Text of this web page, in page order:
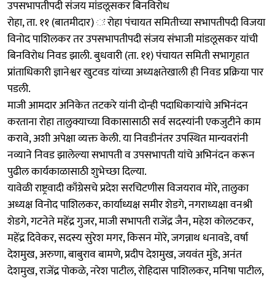
उपसभापतीपदी संजय मांडलूसकर बिनविरोध
रोहा, ता. ११ (बातमीदार) ः रोहा पंचायत समितीच्या सभापतीपदी विजया
विनोद पाशिलकर तर उपसभापतीपदी संजय संभाजी मांडलूसकर यांची
बिनविरोध निवड झाली. बुधवारी (ता. ११) पंचायत समिती सभागृहात
प्रांताधिकारी ज्ञानेश्वर खुटवड यांच्या अध्यक्षतेखाली ही निवड प्रक्रिया पार
पडली.
माजी आमदार अनिकेत तटकरे यांनी दोन्ही पदाधिकाऱ्यांचे अभिनंदन
करताना रोहा तालुक्याच्या विकासासाठी सर्व सदस्यांनी एकजुटीने काम
करावे, अशी अपेक्षा व्यक्त केली. या निवडीनंतर उपस्थित मान्यवरांनी
नव्याने निवड झालेल्या सभापती व उपसभापती यांचे अभिनंदन करून
पुढील कार्यकाळासाठी शुभेच्छा दिल्या.
यावेळी राष्ट्रवादी काँग्रेसचे प्रदेश सरचिटणीस विजयराव मोरे, तालुका
अध्यक्ष विनोद पाशिलकर, कार्याध्यक्ष समीर शेडगे, नगराध्यक्षा वनश्री
शेडगे, गटनेते महेंद्र गुजर, माजी सभापती राजेंद्र जैन, महेश कोलटकर,
महेंद्र दिवेकर, सदस्य सुरेश मगर, किसन मोरे, जगन्नाथ धनावडे, वर्षा
देशमुख, अरुणा, बाबुराव बामणे, प्रदीप देशमुख, जयवंत मुंडे, अनंत
देशमुख, राजेंद्र पोकळे, नरेश पाटील, रोहिदास पाशिलकर, मनिषा पाटील,